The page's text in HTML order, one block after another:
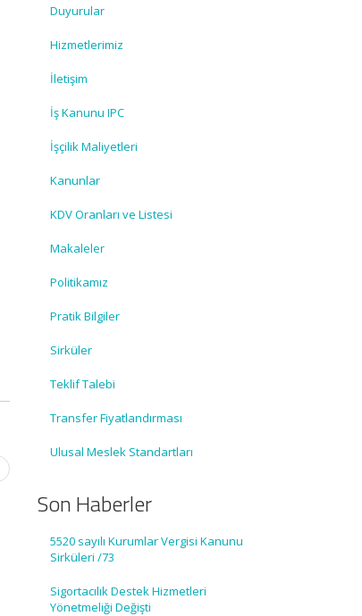
Duyurular
Hizmetlerimiz
İletişim
İş Kanunu IPC
İşçilik Maliyetleri
Kanunlar
KDV Oranları ve Listesi
Makaleler
Politikamız
Pratik Bilgiler
Sirküler
Teklif Talebi
Transfer Fiyatlandırması
Ulusal Meslek Standartları
Son Haberler
5520 sayılı Kurumlar Vergisi Kanunu
Sirküleri /73
Sigortacılık Destek Hizmetleri
Yönetmeliği Değişti